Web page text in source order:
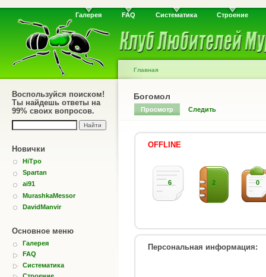
Галерея FAQ Систематика Строение
Воспользуйся поиском!
Ты найдешь ответы на
99% своих вопросов.
Новички
HiTpo
Spartan
ai91
MurashkaMessor
DavidManvir
Основное меню
Галерея
FAQ
Систематика
Главная
Богомол
Просмотр Следить
OFFLINE
6 2 0
Персональная информация: